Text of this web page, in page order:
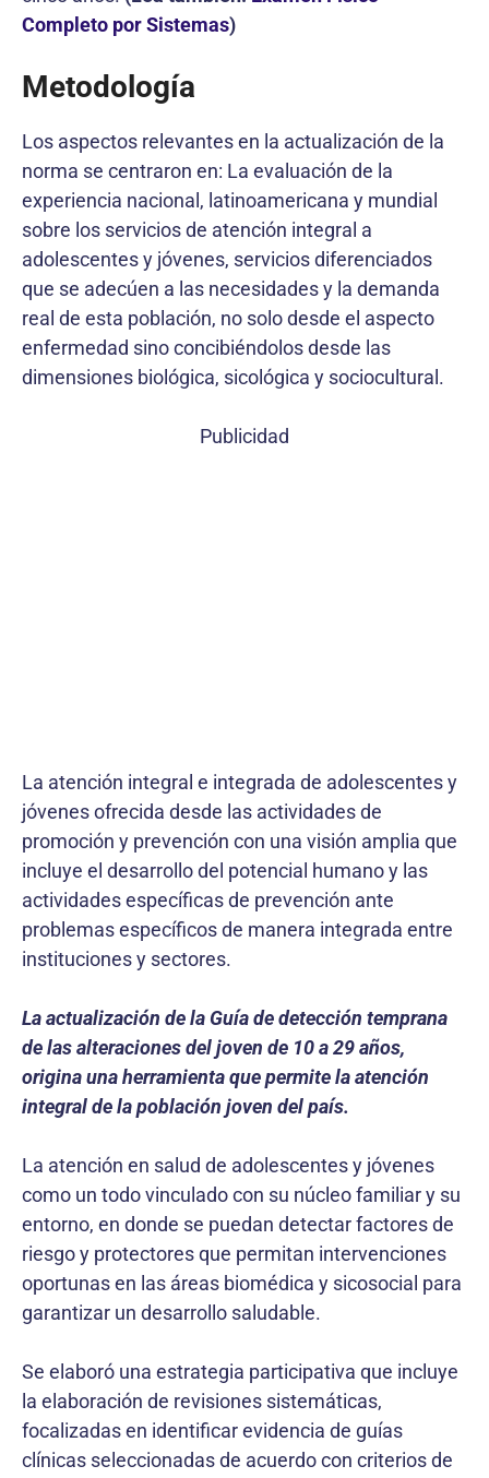
Completo por Sistemas)
Metodología
Los aspectos relevantes en la actualización de la
norma se centraron en: La evaluación de la
experiencia nacional, latinoamericana y mundial
sobre los servicios de atención integral a
adolescentes y jóvenes, servicios diferenciados
que se adecúen a las necesidades y la demanda
real de esta población, no solo desde el aspecto
enfermedad sino concibiéndolos desde las
dimensiones biológica, sicológica y sociocultural.
Publicidad
La atención integral e integrada de adolescentes y
jóvenes ofrecida desde las actividades de
promoción y prevención con una visión amplia que
incluye el desarrollo del potencial humano y las
actividades específicas de prevención ante
problemas específicos de manera integrada entre
instituciones y sectores.
La actualización de la Guía de detección temprana
de las alteraciones del joven de 10 a 29 años,
origina una herramienta que permite la atención
integral de la población joven del país.
La atención en salud de adolescentes y jóvenes
como un todo vinculado con su núcleo familiar y su
entorno, en donde se puedan detectar factores de
riesgo y protectores que permitan intervenciones
oportunas en las áreas biomédica y sicosocial para
garantizar un desarrollo saludable.
Se elaboró una estrategia participativa que incluye
la elaboración de revisiones sistemáticas,
focalizadas en identificar evidencia de guías
clínicas seleccionadas de acuerdo con criterios de